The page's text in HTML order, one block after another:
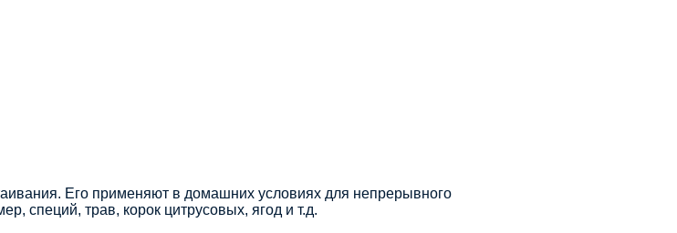
Его применяют в домашних условиях для непрерывного
специй, трав, корок цитрусовых, ягод и т.д.